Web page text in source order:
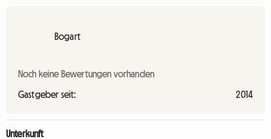
Bogart
Noch keine Bewertungen vorhanden
Gastgeber seit: 2014
Unterkunft